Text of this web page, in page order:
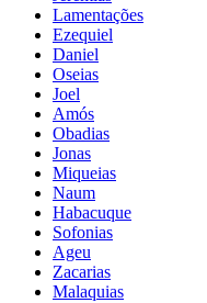
Lamentações
Ezequiel
Daniel
Oseias
Joel
Amós
Obadias
Jonas
Miqueias
Naum
Habacuque
Sofonias
Ageu
Zacarias
Malaquias